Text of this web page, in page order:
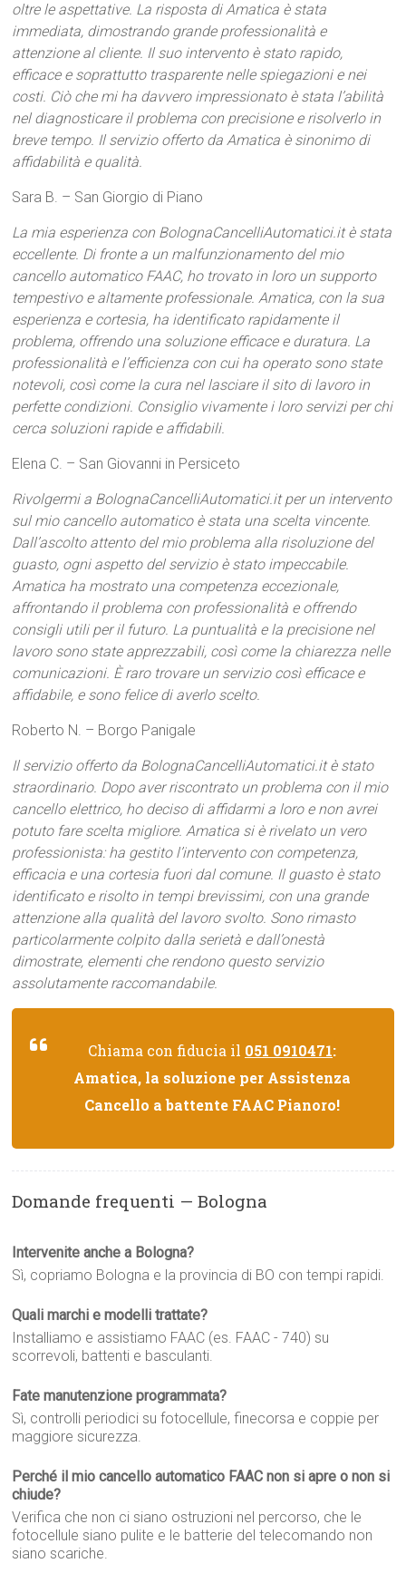
oltre le aspettative. La risposta di Amatica è stata
immediata, dimostrando grande professionalità e
attenzione al cliente. Il suo intervento è stato rapido,
efficace e soprattutto trasparente nelle spiegazioni e nei
costi. Ciò che mi ha davvero impressionato è stata l’abilità
nel diagnosticare il problema con precisione e risolverlo in
breve tempo. Il servizio offerto da Amatica è sinonimo di
affidabilità e qualità.
Sara B. – San Giorgio di Piano
La mia esperienza con BolognaCancelliAutomatici.it è stata
eccellente. Di fronte a un malfunzionamento del mio
cancello automatico FAAC, ho trovato in loro un supporto
tempestivo e altamente professionale. Amatica, con la sua
esperienza e cortesia, ha identificato rapidamente il
problema, offrendo una soluzione efficace e duratura. La
professionalità e l’efficienza con cui ha operato sono state
notevoli, così come la cura nel lasciare il sito di lavoro in
perfette condizioni. Consiglio vivamente i loro servizi per chi
cerca soluzioni rapide e affidabili.
Elena C. – San Giovanni in Persiceto
Rivolgermi a BolognaCancelliAutomatici.it per un intervento
sul mio cancello automatico è stata una scelta vincente.
Dall’ascolto attento del mio problema alla risoluzione del
guasto, ogni aspetto del servizio è stato impeccabile.
Amatica ha mostrato una competenza eccezionale,
affrontando il problema con professionalità e offrendo
consigli utili per il futuro. La puntualità e la precisione nel
lavoro sono state apprezzabili, così come la chiarezza nelle
comunicazioni. È raro trovare un servizio così efficace e
affidabile, e sono felice di averlo scelto.
Roberto N. – Borgo Panigale
Il servizio offerto da BolognaCancelliAutomatici.it è stato
straordinario. Dopo aver riscontrato un problema con il mio
cancello elettrico, ho deciso di affidarmi a loro e non avrei
potuto fare scelta migliore. Amatica si è rivelato un vero
professionista: ha gestito l’intervento con competenza,
efficacia e una cortesia fuori dal comune. Il guasto è stato
identificato e risolto in tempi brevissimi, con una grande
attenzione alla qualità del lavoro svolto. Sono rimasto
particolarmente colpito dalla serietà e dall’onestà
dimostrate, elementi che rendono questo servizio
assolutamente raccomandabile.
Chiama con fiducia il 051 0910471:
Amatica, la soluzione per Assistenza
Cancello a battente FAAC Pianoro!
Domande frequenti — Bologna
Intervenite anche a Bologna?
Sì, copriamo Bologna e la provincia di BO con tempi rapidi.
Quali marchi e modelli trattate?
Installiamo e assistiamo FAAC (es. FAAC - 740) su
scorrevoli, battenti e basculanti.
Fate manutenzione programmata?
Sì, controlli periodici su fotocellule, finecorsa e coppie per
maggiore sicurezza.
Perché il mio cancello automatico FAAC non si apre o non si
chiude?
Verifica che non ci siano ostruzioni nel percorso, che le
fotocellule siano pulite e le batterie del telecomando non
siano scariche.